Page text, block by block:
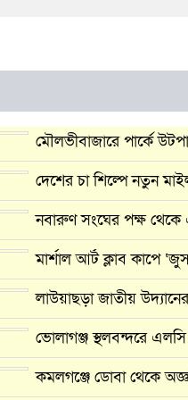
মৌলভীবাজারে পার্কে
দেশের চা শিল্পে নতুন
নবারুণ সংঘের পক্ষ থেকে
মার্শাল আর্ট ক্লাব কাপে
লাউয়াছড়া জাতীয়
ভোলাগঞ্জ স্থলবন্দরে
কমলগঞ্জে ডোবা থেকে